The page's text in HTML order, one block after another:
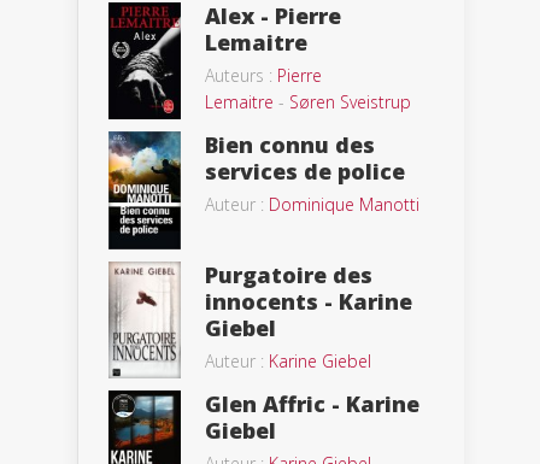
Alex - Pierre
Lemaitre
Auteurs : Pierre
Lemaitre - Søren Sveistrup
Bien connu des
services de police
Auteur : Dominique Manotti
Purgatoire des
innocents - Karine
Giebel
Auteur : Karine Giebel
Glen Affric - Karine
Giebel